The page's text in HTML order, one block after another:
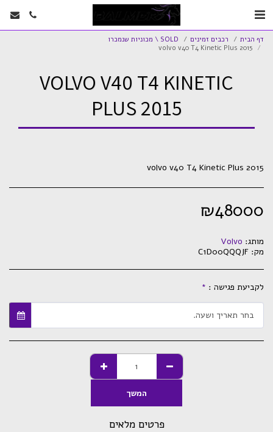
דף הבית רכבים זמינים
SOLD \ מכוניות שנמכרו
volvo v40 T4 Kinetic Plus 2015
VOLVO V40 T4 KINETIC
PLUS 2015
volvo v40 T4 Kinetic Plus 2015
₪48000
מותג: Volvo
מק: C1D00QQQJF
לקביעת פגישה : *
בחר תאריך ושעה.
המשך
פרטים מלאים